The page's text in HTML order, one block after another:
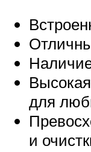
для
и